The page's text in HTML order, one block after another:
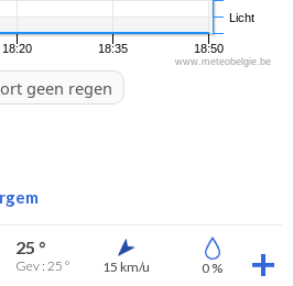
18:20 18:35 18:50
Licht
www.meteobelgie.be
geen regen
25 °
Gev : 25 ° 15 km/u 0 %